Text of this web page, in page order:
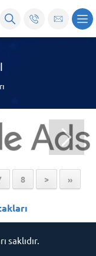
8 > »
saklıdır.